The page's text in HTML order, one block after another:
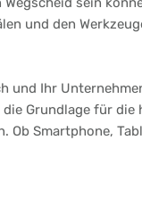
und den
Ihr
Grundlage für
Smartphone,